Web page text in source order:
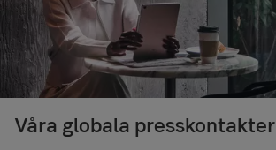
Våra globala presskontakter